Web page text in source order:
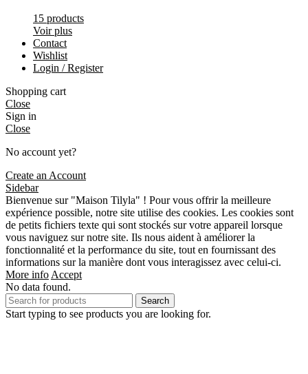
15 products
Voir plus
Contact
Wishlist
Login / Register
Shopping cart
Close
Sign in
Close
No account yet?
Create an Account
Sidebar
Bienvenue sur "Maison Tilyla" ! Pour vous offrir la meilleure
expérience possible, notre site utilise des cookies. Les cookies sont
de petits fichiers texte qui sont stockés sur votre appareil lorsque
vous naviguez sur notre site. Ils nous aident à améliorer la
fonctionnalité et la performance du site, tout en fournissant des
informations sur la manière dont vous interagissez avec celui-ci.
More info Accept
No data found.
Search
Start typing to see products you are looking for.